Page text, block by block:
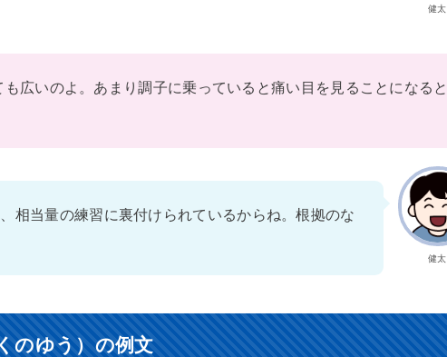
健太
も広いのよ。あまり調子に乗っていると痛い目を見ることになると
健太
相当量の練習に裏付けられているからね。根拠のな
のゆう）の例文